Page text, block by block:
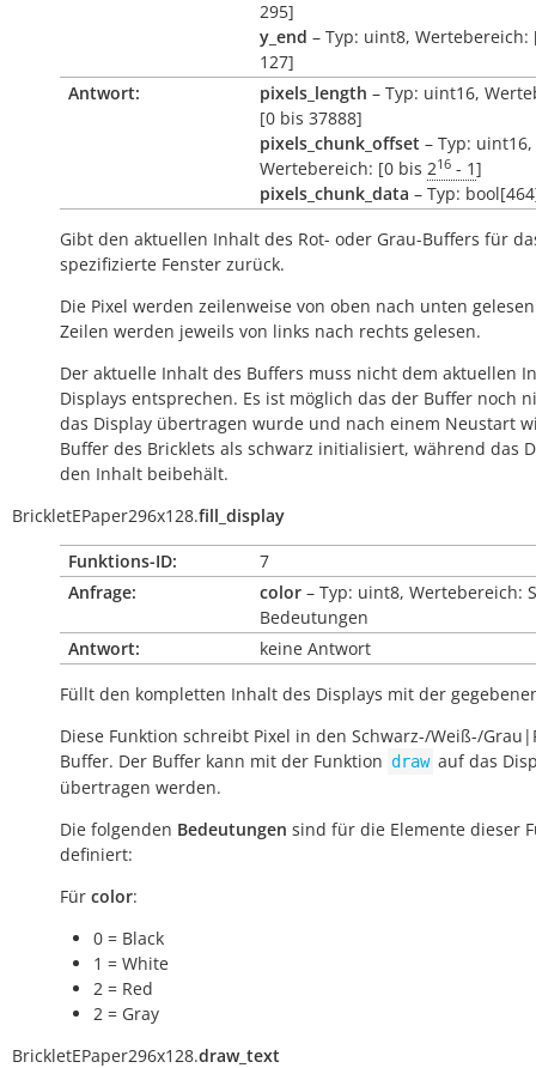
295]
y_end – Typ: uint8, Wertebereich:
127]
Antwort:
pixels_length – Typ: uint16,
[0 bis 37888]
pixels_chunk_offset – Typ: uint16,
Wertebereich: [0 bis 216 - 1]
pixels_chunk_data – Typ:
Gibt den aktuellen Inhalt des Rot- oder Grau-Buffers für
spezifizierte Fenster zurück.
Die Pixel werden zeilenweise von oben nach unten
Zeilen werden jeweils von links nach rechts gelesen.
Der aktuelle Inhalt des Buffers muss nicht dem aktuellen
Displays entsprechen. Es ist möglich das der Buffer noch
das Display übertragen wurde und nach einem Neustart
Buffer des Bricklets als schwarz initialisiert, während das
den Inhalt beibehält.
BrickletEPaper296x128.fill_display
Funktions-ID:
7
Anfrage:
color – Typ: uint8, Wertebereich:
Bedeutungen
Antwort:
keine Antwort
Füllt den kompletten Inhalt des Displays mit der
Diese Funktion schreibt Pixel in den Schwarz-/Weiß-/
Buffer. Der Buffer kann mit der Funktion draw auf das
übertragen werden.
Die folgenden Bedeutungen sind für die Elemente dieser
definiert:
Für color:
0 = Black
1 = White
2 = Red
2 = Gray
BrickletEPaper296x128.draw_text